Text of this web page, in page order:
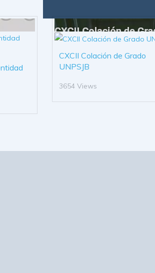
CXCII Colación de Grado
UNPSJB
3654 Views